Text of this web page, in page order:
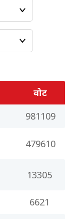
वोट
981109
479610
13305
6621